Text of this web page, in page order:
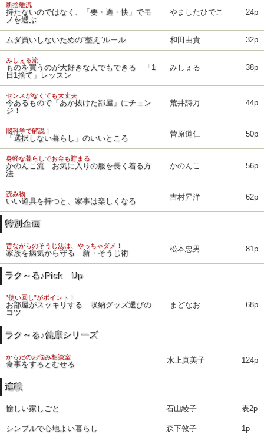
断捨離流
持たないのではなく、「要・適・快」でモ
ノを選ぶ
やましたひでこ 24p
ムダ買いしないための“整え”ルール 和田由貴 32p
みしぇる流
ものを買うのが大好きな人でもできる 「1
日1捨て」レッスン
みしぇる 38p
センスがなくても大丈夫
今あるもので「あか抜けた部屋」にチェン
ジ！
荒井詩万 44p
脳科学で解説！
「選択しない暮らし」のいいところ 菅原道仁 50p
身軽な暮らしでお金も貯まる
かのんこ流 お気に入りの服を長く着る方
法
かのんこ 56p
読み物
いい道具を持つと、家事は楽しくなる 吉村昇洋 62p
特別企画
昔ながらのそうじ法は、やっちゃダメ！
家族を病気から守る 新・そうじ術 松本忠男 81p
ラク～る♪Pick Up
”使い回し”がポイント！
お部屋がスッキリする 収納グッズ選びの
コツ
まどなお 68p
ラク～る♪健康シリーズ
からだのお悩み相談室
食事をするとむせる 水上真美子 124p
連載
愉しい家しごと 石山綾子 表2p
シンプルで心地よい暮らし 森下敦子 1p